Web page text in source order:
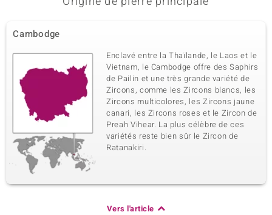
Cambodge
Enclavé entre la Thaïlande, le Laos et le
Vietnam, le Cambodge offre des Saphirs
de Pailin et une très grande variété de
Zircons, comme les Zircons blancs, les
Zircons multicolores, les Zircons jaune
canari, les Zircons roses et le Zircon de
Preah Vihear. La plus célèbre de ces
variétés reste bien sûr le Zircon de
Ratanakiri.
Vers l'article